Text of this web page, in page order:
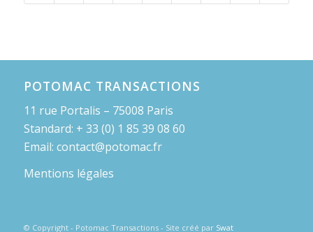
POTOMAC TRANSACTIONS
11 rue Portalis – 75008 Paris
Standard: + 33 (0) 1 85 39 08 60
Email: contact@potomac.fr
Mentions légales
© Copyright - Potomac Transactions - Site créé par Swat